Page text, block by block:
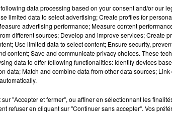
/ propreté de locaux (H/F). Vous
data processing based on your consent and/or our
limited data to select advertising; Create profiles for
advertising performance; Measure content
different sources; Develop and improve services; Create
Use limited data to select content; Ensure security,
content; Save and communicate privacy choices. These
data to offer following functionalities: Identify devices
data; Match and combine data from other data sources;
"Accepter et fermer", ou affiner en sélectionnant les
refuser en cliquant sur "Continuer sans accepter". Vos